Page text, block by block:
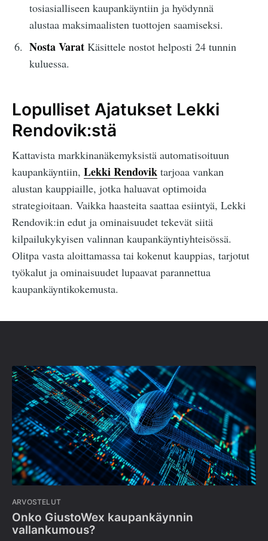
tosiasialliseen kaupankäyntiin ja hyödynnä
alustaa maksimaalisten tuottojen saamiseksi.
Nosta VaratKäsittele nostot helposti 24 tunnin
kuluessa.
Lopulliset Ajatukset Lekki
Rendovik:stä
Kattavista markkinanäkemyksistä automatisoituun
kaupankäyntiin, Lekki Rendovik tarjoaa vankan
alustan kauppiaille, jotka haluavat optimoida
strategioitaan. Vaikka haasteita saattaa esiintyä, Lekki
Rendovik:in edut ja ominaisuudet tekevät siitä
kilpailukykyisen valinnan kaupankäyntiyhteisössä.
Olitpa vasta aloittamassa tai kokenut kauppias, tarjotut
työkalut ja ominaisuudet lupaavat parannettua
kaupankäyntikokemusta.
ARVOSTELUT
Onko GiustoWex kaupankäynnin
vallankumous?